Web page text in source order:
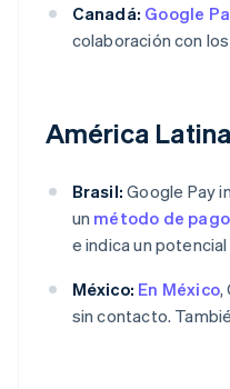
Canadá: Google
colaboración con
América Latina
Brasil: Google Pay
un método de pago
e indica un
México: En México,
sin contacto.